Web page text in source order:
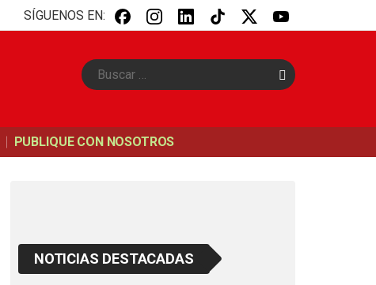
SÍGUENOS EN:
B
u
PUBLIQUE CON NOSOTROS
NOTICIAS DESTACADAS